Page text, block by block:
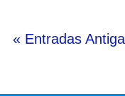
« Entradas